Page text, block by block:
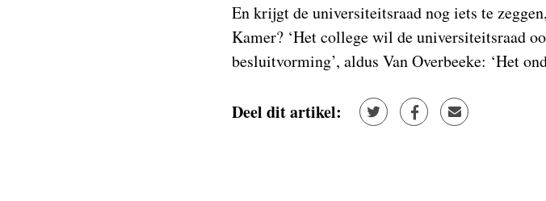
En krijgt de universiteitsraad nog iets te
Kamer? ‘Het college wil de universiteitsraad
besluitvorming’, aldus Van Overbeeke: ‘Het
Deel dit artikel: